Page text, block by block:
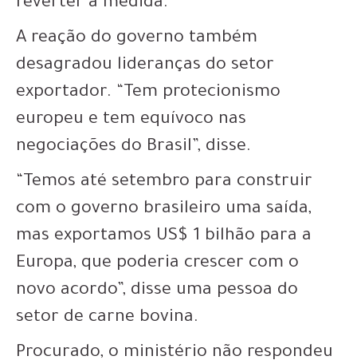
reverter a medida.
A reação do governo também
desagradou lideranças do setor
exportador. “Tem protecionismo
europeu e tem equívoco nas
negociações do Brasil”, disse.
“Temos até setembro para construir
com o governo brasileiro uma saída,
mas exportamos US$ 1 bilhão para a
Europa, que poderia crescer com o
novo acordo”, disse uma pessoa do
setor de carne bovina.
Procurado, o ministério não respondeu